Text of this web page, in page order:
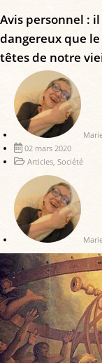
Avis personnel :
dangereux que le
têtes de notre
02 mars 2020
Articles, Société